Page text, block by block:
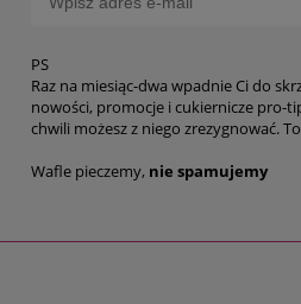
PS
Raz na miesiąc-dwa wpadnie Ci do
nowości, promocje i cukiernicze pro-
chwili możesz z niego
Wafle pieczemy, nie spamujemy